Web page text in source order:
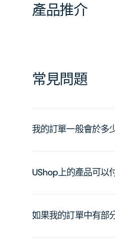
產品推介
常見問題
我的訂單一般會於多
UShop上的產品可以
如果我的訂單中有部